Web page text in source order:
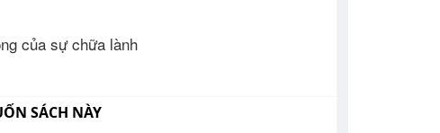
của sự chữa lành
SÁCH NÀY